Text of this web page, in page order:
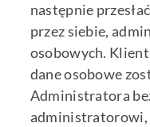
następnie
przez siebie,
osobowych.
dane osobowe
Administratora
administratorowi,